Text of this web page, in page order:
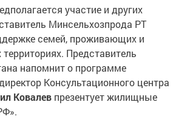
участие и других
Минсельхозпрода РТ
семей, проживающих и
Представитель
напомнит о программе
Консультационного центра
Ковалев презентует жилищные